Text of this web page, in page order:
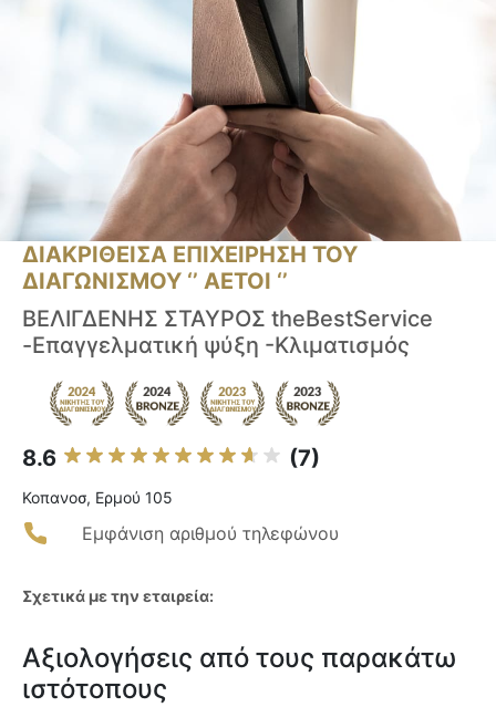
ΔΙΑΚΡΙΘΕΙΣΑ ΕΠΙΧΕΙΡΗΣΗ ΤΟΥ
ΔΙΑΓΩΝΙΣΜΟΥ ‘’ ΑΕΤΟΙ ‘’
ΒΕΛΙΓΔΕΝΗΣ ΣΤΑΥΡΟΣ theBestService
-Επαγγελματική ψύξη -Κλιματισμός
8.6 (7)
Κοπανοσ, Ερμού 105
Εμφάνιση αριθμού τηλεφώνου
Σχετικά με την εταιρεία:
Αξιολογήσεις από τους παρακάτω
ιστότοπους